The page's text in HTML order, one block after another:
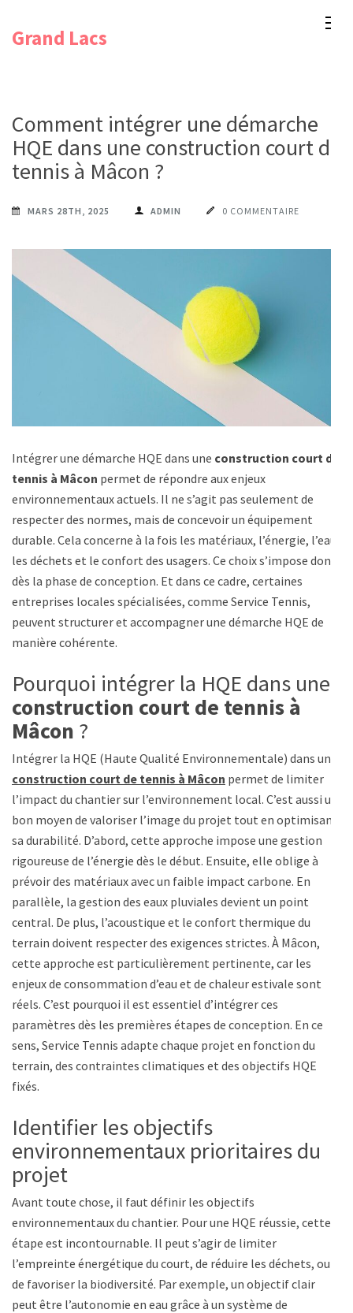
Grand Lacs
Comment intégrer une démarche
HQE dans une construction court de
tennis à Mâcon ?
MARS 28TH, 2025 ADMIN 0 COMMENTAIRE
Intégrer une démarche HQE dans une construction court de
tennis à Mâcon permet de répondre aux enjeux
environnementaux actuels. Il ne s’agit pas seulement de
respecter des normes, mais de concevoir un équipement
durable. Cela concerne à la fois les matériaux, l’énergie, l’eau,
les déchets et le confort des usagers. Ce choix s’impose donc
dès la phase de conception. Et dans ce cadre, certaines
entreprises locales spécialisées, comme Service Tennis,
peuvent structurer et accompagner une démarche HQE de
manière cohérente.
Pourquoi intégrer la HQE dans une
construction court de tennis à
Mâcon ?
Intégrer la HQE (Haute Qualité Environnementale) dans une
construction court de tennis à Mâcon permet de limiter
l’impact du chantier sur l’environnement local. C’est aussi un
bon moyen de valoriser l’image du projet tout en optimisant
sa durabilité. D’abord, cette approche impose une gestion
rigoureuse de l’énergie dès le début. Ensuite, elle oblige à
prévoir des matériaux avec un faible impact carbone. En
parallèle, la gestion des eaux pluviales devient un point
central. De plus, l’acoustique et le confort thermique du
terrain doivent respecter des exigences strictes. À Mâcon,
cette approche est particulièrement pertinente, car les
enjeux de consommation d’eau et de chaleur estivale sont
réels. C’est pourquoi il est essentiel d’intégrer ces
paramètres dès les premières étapes de conception. En ce
sens, Service Tennis adapte chaque projet en fonction du
terrain, des contraintes climatiques et des objectifs HQE
fixés.
Identifier les objectifs
environnementaux prioritaires du
projet
Avant toute chose, il faut définir les objectifs
environnementaux du chantier. Pour une HQE réussie, cette
étape est incontournable. Il peut s’agir de limiter
l’empreinte énergétique du court, de réduire les déchets, ou
de favoriser la biodiversité. Par exemple, un objectif clair
peut être l’autonomie en eau grâce à un système de